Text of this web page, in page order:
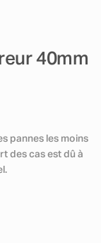
40mm
pannes les moins
des cas est dû à